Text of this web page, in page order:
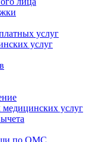
услуг
услуг
услуг
по ОМС